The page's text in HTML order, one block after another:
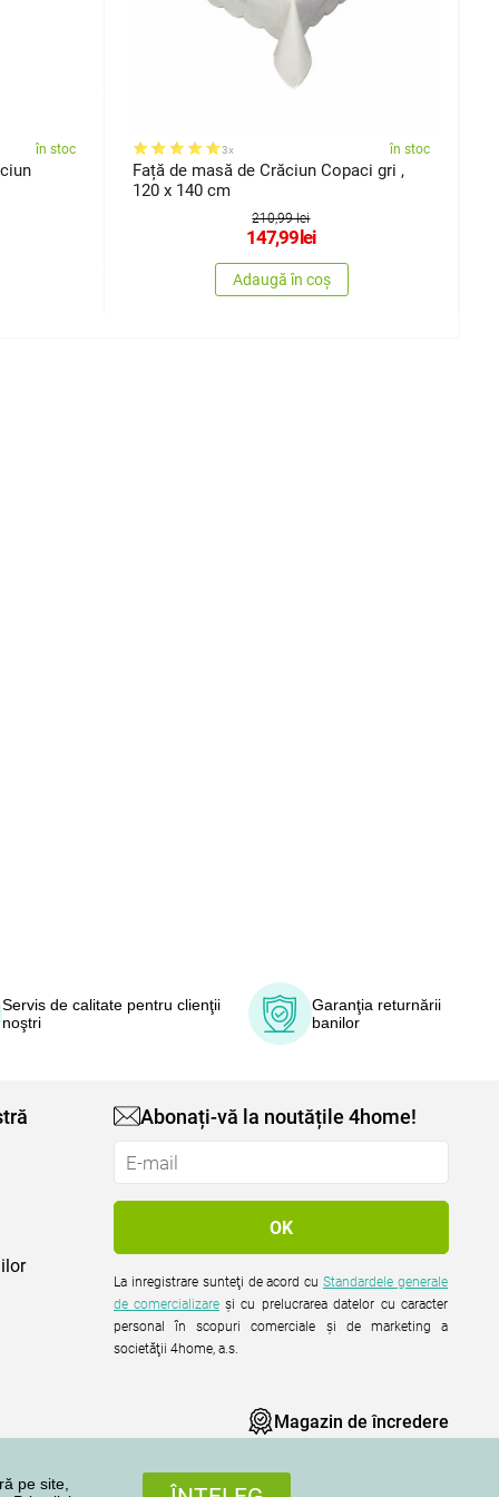
pe site,
în stoc 3x în stoc
Față de masă de Crăciun Copaci gri ,
120 x 140 cm
210,99 lei
147,99lei
Adaugă în coș
Servis de calitate pentru clienţii
noştri
Garanţia returnării
banilor
Abonați-vă la noutățile 4home!
La inregistrare sunteţi de acord cuStandardele generale
de comercializare şi cu prelucrarea datelor cu caracter
personal în scopuri comerciale şi de marketing a
societăţii 4home, a.s.
Magazin de încredere